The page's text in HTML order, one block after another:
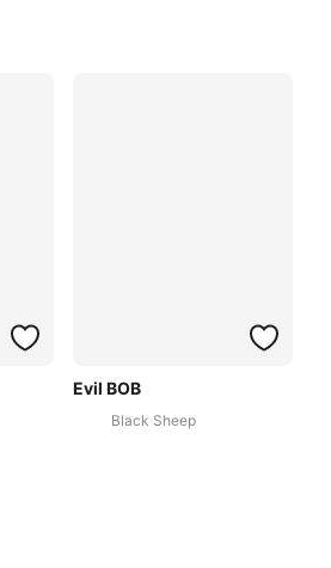
Evil BOB
Black Sheep